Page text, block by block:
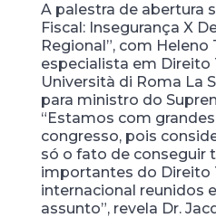
A palestra de abertura
Fiscal: Insegurança X
Regional”, com Heleno
especialista em Direito
Università di Roma La
para ministro do
“Estamos com
congresso, pois
só o fato de conseguir
importantes do Direito
internacional reunidos
assunto”, revela Dr.